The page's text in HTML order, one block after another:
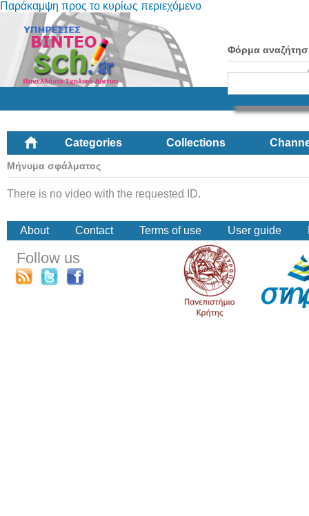
Παράκαμψη προς το κυρίως περιεχόμενο
Φόρμα
Categories Collections
Μήνυμα σφάλματος
There is no video with the requested ID.
About Contact Terms of use User guide
Follow us